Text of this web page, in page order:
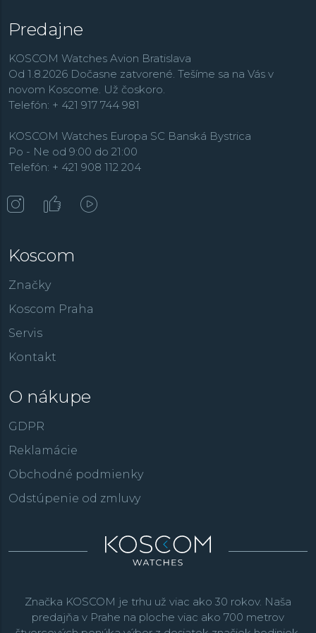
Predajne
KOSCOM Watches Avion Bratislava
Od 1.8.2026 Dočasne zatvorené. Tešíme sa na Vás v
novom Koscome. Už čoskoro.
Telefón: + 421 917 744 981
KOSCOM Watches Europa SC Banská Bystrica
Po - Ne od 9:00 do 21:00
Telefón: + 421 908 112 204
Koscom
Značky
Koscom Praha
Servis
Kontakt
O nákupe
GDPR
Reklamácie
Obchodné podmienky
Odstúpenie od zmluvy
Značka KOSCOM je trhu už viac ako 30 rokov. Naša
predajňa v Prahe na ploche viac ako 700 metrov